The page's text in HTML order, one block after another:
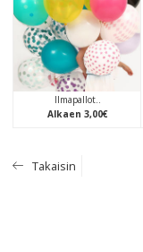
Ilmapallot..
Alkaen 3,00€
Takaisin